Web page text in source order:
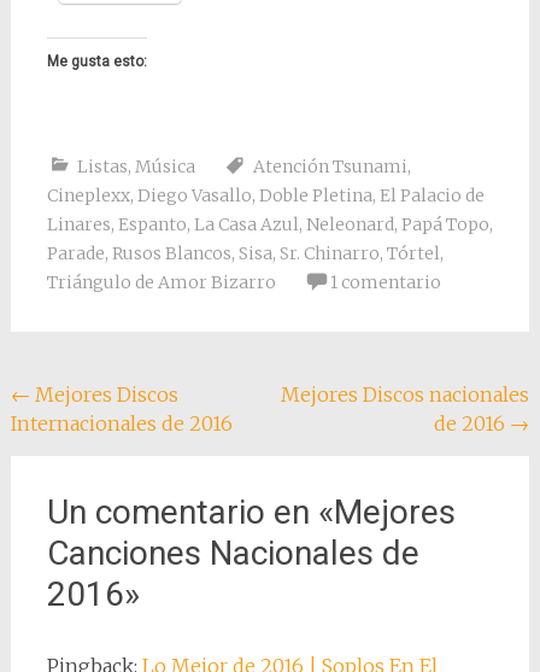
Me gusta esto:
Listas, Música Atención Tsunami,
Cineplexx, Diego Vasallo, Doble Pletina, El Palacio de
Linares, Espanto, La Casa Azul, Neleonard, Papá Topo,
Parade, Rusos Blancos, Sisa, Sr. Chinarro, Tórtel,
Triángulo de Amor Bizarro
1 comentario
Navegación
de
← Mejores Discos
Internacionales de 2016
Mejores Discos nacionales
de 2016 →
Un comentario en «Mejores
Canciones Nacionales de
2016»
Pingback: Lo Mejor de 2016 | Soplos En El